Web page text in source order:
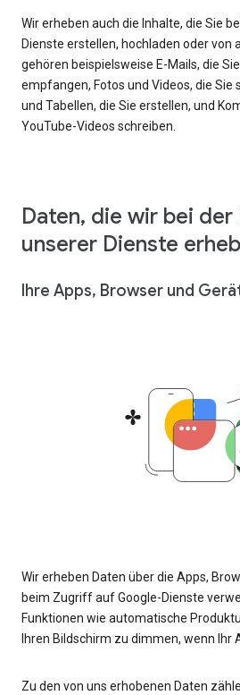
Wir erheben auch die Inhalte, die Sie
Dienste erstellen, hochladen oder von
gehören beispielsweise E-Mails, die
empfangen, Fotos und Videos, die Sie
und Tabellen, die Sie erstellen, und
YouTube-Videos schreiben.
Daten, die wir bei der
unserer Dienste
Ihre Apps, Browser und
Wir erheben Daten über die Apps,
beim Zugriff auf Google-Dienste
Funktionen wie automatische
Ihren Bildschirm zu dimmen, wenn Ihr
Zu den von uns erhobenen Daten